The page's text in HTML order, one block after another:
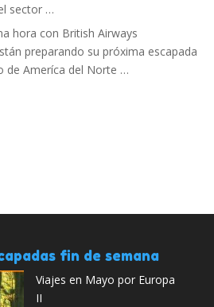
sector …
hora con British Airways
preparando su próxima escapada
de Ameríca del Norte …
fin de semana
Viajes en Mayo por Europa
II